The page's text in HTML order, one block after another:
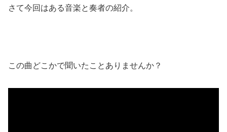
さて今回はある音楽と奏者の紹介。
この曲どこかで聞いたことありませんか？